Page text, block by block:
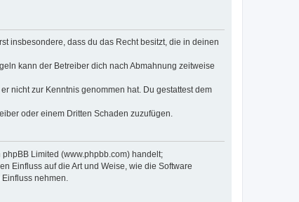
insbesondere, dass du das Recht besitzt, die in deinen
kann der Betreiber dich nach Abmahnung zeitweise
nicht zur Kenntnis genommen hat. Du gestattest dem
oder einem Dritten Schaden zuzufügen.
Limited (www.phpbb.com) handelt;
Einfluss auf die Art und Weise, wie die Software
nehmen.